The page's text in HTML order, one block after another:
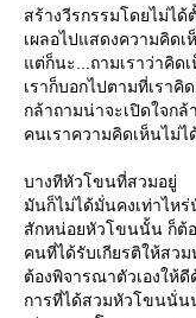
สร้างวีรกรรมโดยไม่ได้
เผลอไปแสดงความคิด
ต่ก็นะ...ถามเราว่าคิดเ
เราก็บอกไปตามที่เราคิ
กล้าถามน่าจะเปิดใจกล้
คนเราความคิดเห็นไม่
บางทีหัวโขนที่สวมอยู่
มันก็ไม่ได้มั่นคงเท่าไห
สักหน่อยหัวโขนนั้น ก็ต้อ
คนที่ได้รับเกียรติให้สว
ต้องพิจารณาตัวเองให้ดี
การที่ได้สวมหัวโขนนั่น